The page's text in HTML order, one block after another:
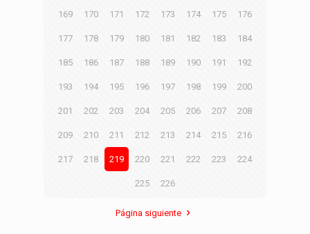
169 170 171 172 173 174 175 176
177 178 179 180 181 182 183 184
185 186 187 188 189 190 191 192
193 194 195 196 197 198 199 200
201 202 203 204 205 206 207 208
209 210 211 212 213 214 215 216
217 218 219 220 221 222 223 224
225 226
Página siguiente